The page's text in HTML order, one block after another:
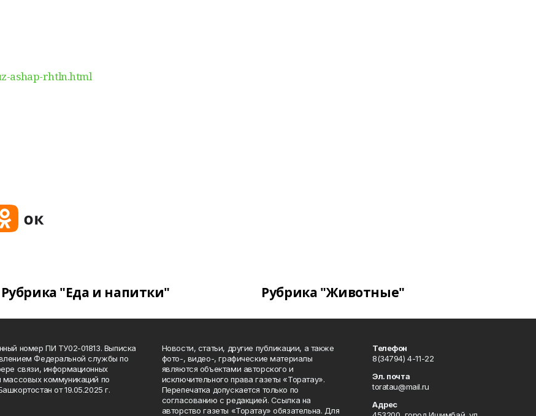
ashap-rhtln.html
Рубрика "Еда и напитки" Рубрика "Животные"
номер ПИ ТУ02-01813. Выписка
Федеральной службы по
связи, информационных
массовых коммуникаций по
от 19.05.2025 г.
Новости, статьи, другие публикации, а также
фото-, видео-, графические материалы
являются объектами авторского и
исключительного права газеты «Торатау».
Перепечатка допускается только по
согласованию с редакцией. Ссылка на
авторство газеты «Торатау» обязательна. Для
Телефон
8(34794) 4-11-22
Эл. почта
toratau@mail.ru
Адрес